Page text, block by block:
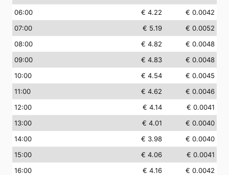
06:00 € 4.22
€ 0.0042
07:00 € 5.19
€ 0.0052
08:00 € 4.82
€ 0.0048
09:00 € 4.83
€ 0.0048
10:00 € 4.54
€ 0.0045
11:00 € 4.62
€ 0.0046
12:00 € 4.14
€ 0.0041
13:00 € 4.01
€ 0.0040
14:00 € 3.98
€ 0.0040
15:00 € 4.06
€ 0.0041
16:00 € 4.16
€ 0.0042